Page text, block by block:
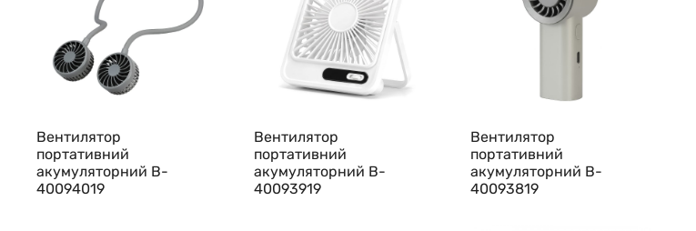
Вентилятор
портативний
акумуляторний B-
40094019
Вентилятор
портативний
акумуляторний B-
40093919
Вентилятор
портативний
акумуляторний B-
40093819